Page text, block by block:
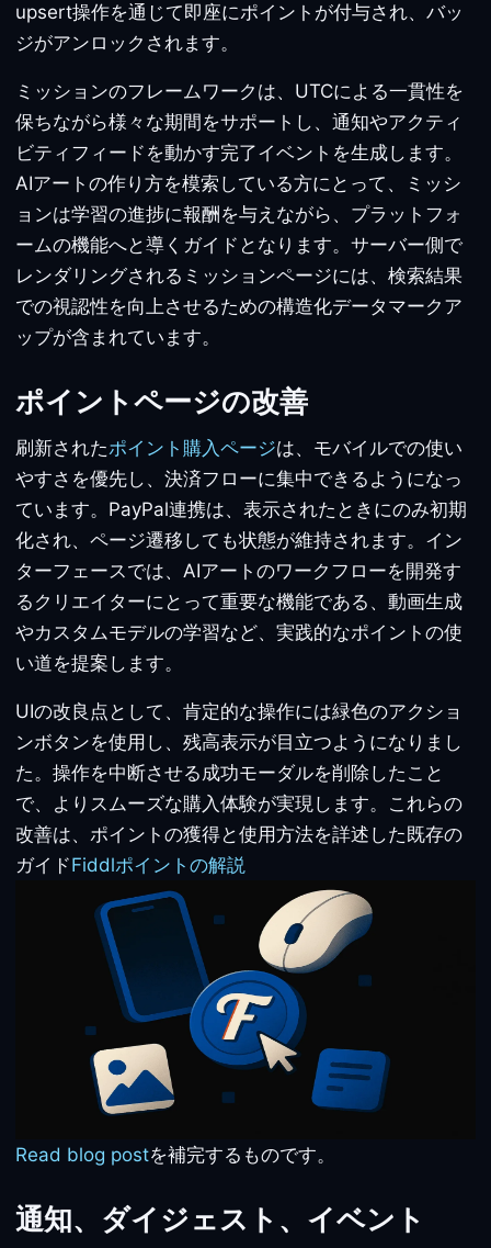
upsert操作を通じて即座にポイントが付与され、バッ
ジがアンロックされます。
ミッションのフレームワークは、UTCによる一貫性を
保ちながら様々な期間をサポートし、通知やアクティ
ビティフィードを動かす完了イベントを生成します。
AIアートの作り方を模索している方にとって、ミッシ
ョンは学習の進捗に報酬を与えながら、プラットフォ
ームの機能へと導くガイドとなります。サーバー側で
レンダリングされるミッションページには、検索結果
での視認性を向上させるための構造化データマークア
ップが含まれています。
ポイントページの改善
刷新されたポイント購入ページは、モバイルでの使い
やすさを優先し、決済フローに集中できるようになっ
ています。PayPal連携は、表示されたときにのみ初期
化され、ページ遷移しても状態が維持されます。イン
ターフェースでは、AIアートのワークフローを開発す
るクリエイターにとって重要な機能である、動画生成
やカスタムモデルの学習など、実践的なポイントの使
い道を提案します。
UIの改良点として、肯定的な操作には緑色のアクショ
ンボタンを使用し、残高表示が目立つようになりまし
た。操作を中断させる成功モーダルを削除したこと
で、よりスムーズな購入体験が実現します。これらの
改善は、ポイントの獲得と使用方法を詳述した既存の
ガイドFiddlポイントの解説
Read blog postを補完するものです。
通知、ダイジェスト、イベント